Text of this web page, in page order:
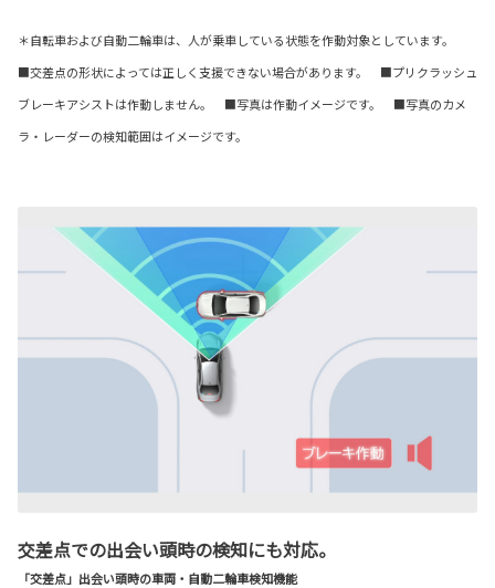
＊自転車および自動二輪車は、人が乗車している状態を作動対象としています。
■交差点の形状によっては正しく支援できない場合があります。 ■プリクラッシュ
ブレーキアシストは作動しません。 ■写真は作動イメージです。 ■写真のカメ
ラ・レーダーの検知範囲はイメージです。
交差点での出会い頭時の検知にも対応。
「交差点」出会い頭時の車両・自動二輪車検知機能